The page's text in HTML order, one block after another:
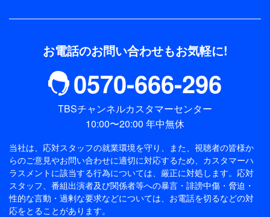
お電話のお問い合わせもお気軽に!
0570-666-296
TBSチャンネルカスタマーセンター
10:00〜20:00 年中無休
当社は、応対スタッフの就業環境を守り、また、視聴者の皆様か
らのご意見やお問い合わせに適切に対応するため、 カスタマーハ
ラスメントに該当する行為については、厳正に対処します。応対
スタッフ、番組出演者及び関係者等への暴言・誹謗中傷・脅迫・
性的な言動・過剰な要求などについては、お電話を切るなどの対
応をとることがあります。